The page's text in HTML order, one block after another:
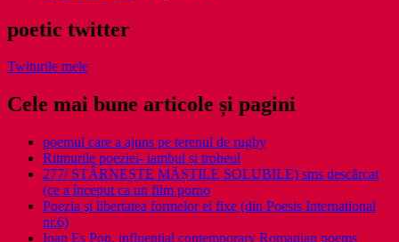
poetic twitter
Twiturile mele
Cele mai bune articole și pagini
poemul care a ajuns pe terenul de rugby
Ritmurile poeziei- iambul și troheul
277/ STÂRNEȘTE MĂȘTILE SOLUBILE) sms descărcat
(ce a început ca un film porno
Poezia şi libertatea formelor ei fixe (din Poesis International
nr.6)
Ioan Es Pop, influential contemporary Romanian poems